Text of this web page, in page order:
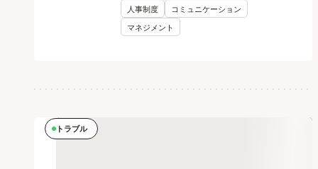
人事制度
コミュニケーション
マネジメント
トラブル